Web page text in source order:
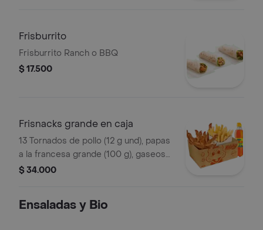
Frisburrito
Frisburrito Ranch o BBQ
$ 17.500
Frisnacks grande en caja
13 Tornados de pollo (12 g und), papas
a la francesa grande (100 g), gaseosa
(470 ml)
$ 34.000
Ensaladas y Bio